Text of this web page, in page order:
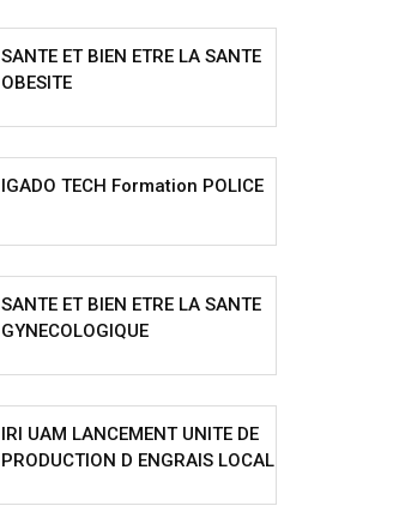
SANTE ET BIEN ETRE LA SANTE
OBESITE
IGADO TECH Formation POLICE
SANTE ET BIEN ETRE LA SANTE
GYNECOLOGIQUE
IRI UAM LANCEMENT UNITE DE
PRODUCTION D ENGRAIS LOCAL